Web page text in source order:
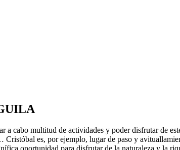
cabo multitud de actividades y poder disfrutar de
es, por ejemplo, lugar de paso y